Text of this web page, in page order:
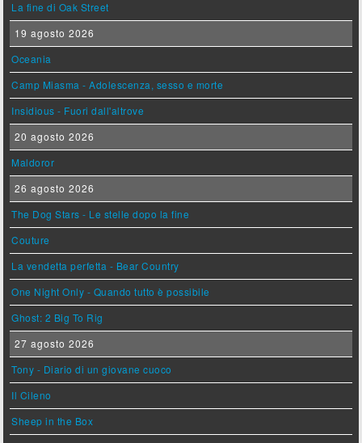
La fine di Oak Street
19 agosto 2026
Oceania
Camp Miasma - Adolescenza, sesso e morte
Insidious - Fuori dall'altrove
20 agosto 2026
Maldoror
26 agosto 2026
The Dog Stars - Le stelle dopo la fine
Couture
La vendetta perfetta - Bear Country
One Night Only - Quando tutto è possibile
Ghost: 2 Big To Rig
27 agosto 2026
Tony - Diario di un giovane cuoco
Il Cileno
Sheep in the Box